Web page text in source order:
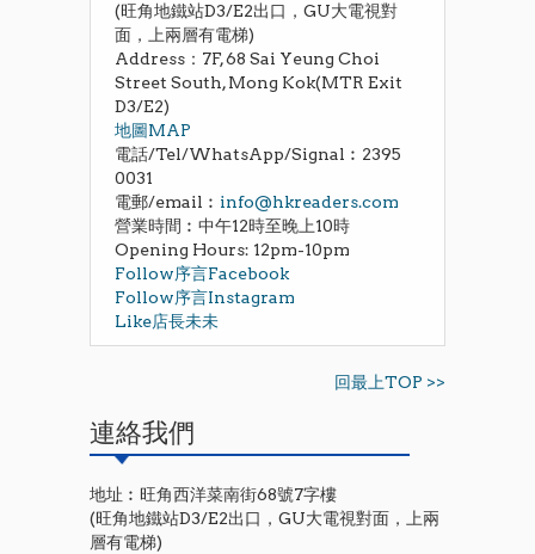
(旺角地鐵站D3/E2出口，GU大電視對
面，上兩層有電梯)
Address：7F, 68 Sai Yeung Choi
Street South, Mong Kok(MTR Exit
D3/E2)
地圖MAP
電話/Tel/WhatsApp/Signal︰2395
0031
電郵/email︰ info@hkreaders.com
營業時間︰中午12時至晚上10時
Opening Hours: 12pm-10pm
Follow序言Facebook
Follow序言Instagram
Like店長未未
回最上TOP >>
連絡我們
地址︰旺角西洋菜南街68號7字樓
(旺角地鐵站D3/E2出口，GU大電視對面，上兩
層有電梯)